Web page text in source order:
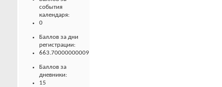
события
календаря:
0
Баллов за дни
регистрации:
663.70000000009
Баллов за
дневники:
15